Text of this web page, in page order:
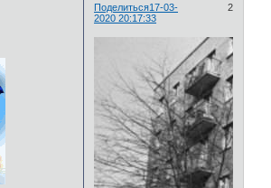
Поделиться 2
17-03-
2020 20:17:33